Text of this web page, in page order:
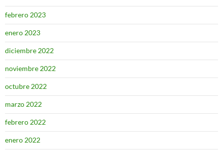
febrero 2023
enero 2023
diciembre 2022
noviembre 2022
octubre 2022
marzo 2022
febrero 2022
enero 2022